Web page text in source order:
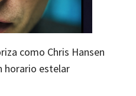
como Chris Hansen
horario estelar